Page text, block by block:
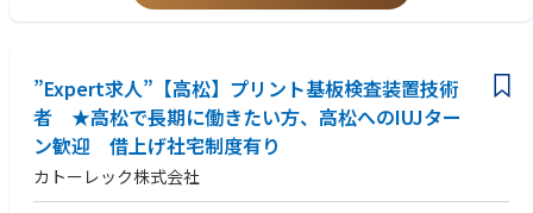
”Expert求人”【高松】プリント基板検査装置技術
者 ★高松で長期に働きたい方、高松へのIUJター
ン歓迎 借上げ社宅制度有り
カトーレック株式会社